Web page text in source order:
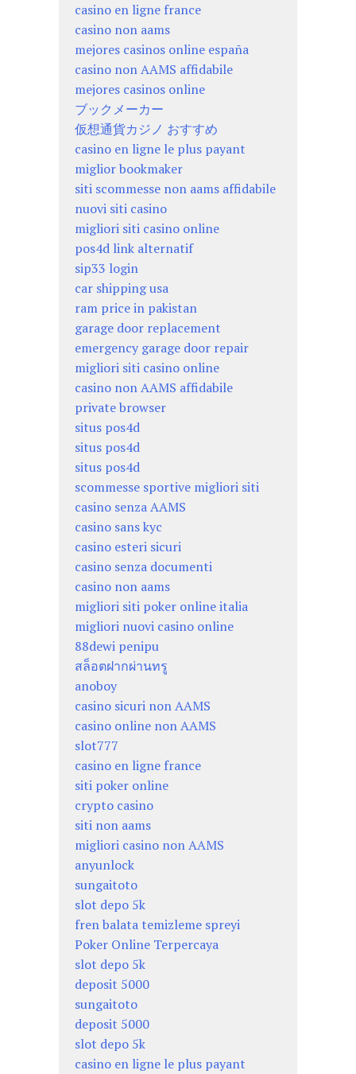
casino en ligne france
casino non aams
mejores casinos online españa
casino non AAMS affidabile
mejores casinos online
ブックメーカー
仮想通貨カジノ おすすめ
casino en ligne le plus payant
miglior bookmaker
siti scommesse non aams affidabile
nuovi siti casino
migliori siti casino online
pos4d link alternatif
sip33 login
car shipping usa
ram price in pakistan
garage door replacement
emergency garage door repair
migliori siti casino online
casino non AAMS affidabile
private browser
situs pos4d
situs pos4d
situs pos4d
scommesse sportive migliori siti
casino senza AAMS
casino sans kyc
casino esteri sicuri
casino senza documenti
casino non aams
migliori siti poker online italia
migliori nuovi casino online
88dewi penipu
สล็อตฝากผ่านทรู
anoboy
casino sicuri non AAMS
casino online non AAMS
slot777
casino en ligne france
siti poker online
crypto casino
siti non aams
migliori casino non AAMS
anyunlock
sungaitoto
slot depo 5k
fren balata temizleme spreyi
Poker Online Terpercaya
slot depo 5k
deposit 5000
sungaitoto
deposit 5000
slot depo 5k
casino en ligne le plus payant